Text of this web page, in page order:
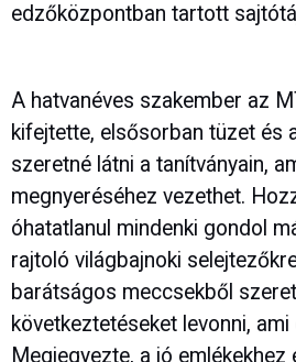
edzőközpontban tartott
A hatvanéves szakember az
kifejtette, elsősorban tüzet és
szeretné látni a tanítványain,
megnyeréséhez vezethet.
óhatatlanul mindenki gondol
rajtoló világbajnoki
barátságos meccsekből
következtetéseket levonni, ami
Megjegyezte, a jó